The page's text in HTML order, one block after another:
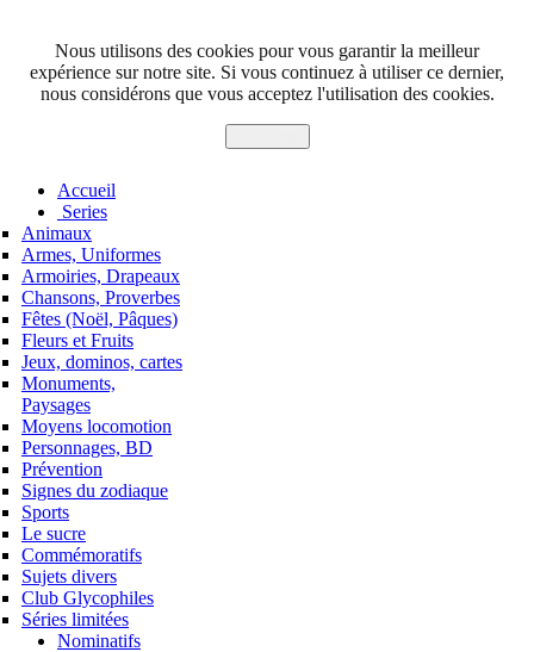
Nous utilisons des cookies pour vous garantir la meilleur
expérience sur notre site. Si vous continuez à utiliser ce dernier,
nous considérons que vous acceptez l'utilisation des cookies.
Accueil
Series
Animaux
Armes, Uniformes
Armoiries, Drapeaux
Chansons, Proverbes
Fêtes (Noël, Pâques)
Fleurs et Fruits
Jeux, dominos, cartes
Monuments,
Paysages
Moyens locomotion
Personnages, BD
Prévention
Signes du zodiaque
Sports
Le sucre
Commémoratifs
Sujets divers
Club Glycophiles
Séries limitées
Nominatifs